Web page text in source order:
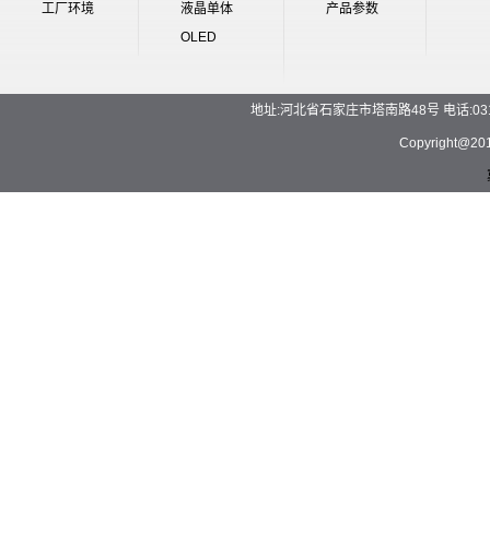
工厂环境
液晶单体
OLED
产品参数
地址:河北省石家庄市塔南路48号 电话